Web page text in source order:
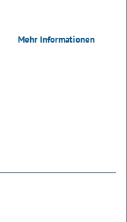
Mehr Informationen